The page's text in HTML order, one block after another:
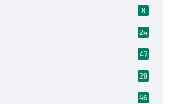
8
24
47
29
46